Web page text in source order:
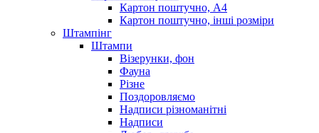
Картон поштучно, А4
Картон поштучно, інші розміри
Штампінг
Штампи
Візерунки, фон
Фауна
Різне
Поздоровляємо
Надписи різноманітні
Надписи